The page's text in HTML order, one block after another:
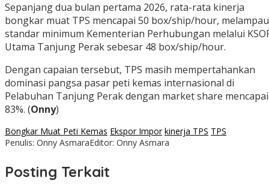
Sepanjang dua bulan pertama 2026, rata-rata kinerja
bongkar muat TPS mencapai 50 box/ship/hour,
standar minimum Kementerian Perhubungan melalui
Utama Tanjung Perak sebesar 48 box/ship/hour.
Dengan capaian tersebut, TPS masih mempertahankan
dominasi pangsa pasar peti kemas internasional di
Pelabuhan Tanjung Perak dengan market share mencapai
83%. (Onny)
Bongkar Muat Peti Kemas Ekspor Impor kinerja TPS TPS
Penulis: Onny AsmaraEditor: Onny Asmara
Posting Terkait